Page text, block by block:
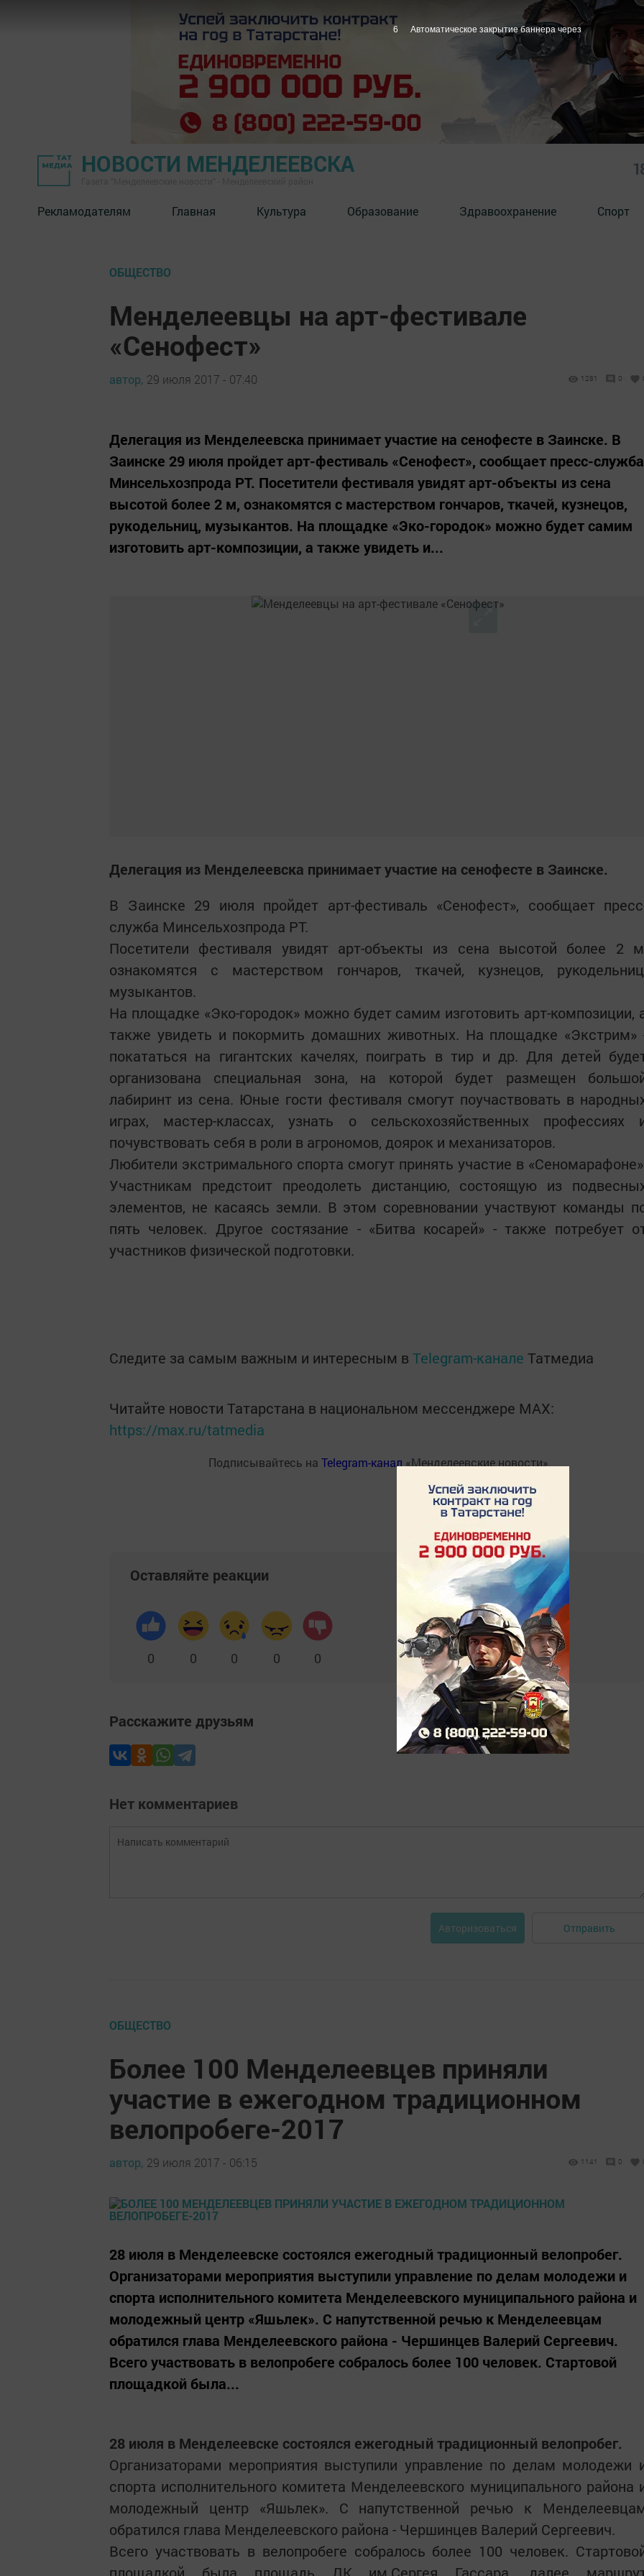
НОВОСТИ МЕНДЕЛЕЕВСКА
Рекламодателям Главная Культура Образование Здравоохранение Спорт
ОБЩЕСТВО
Менделеевцы на арт-фестивале
«Сенофест»
автор, 29 июля 2017 - 07:40 1281 0
Делегация из Менделеевска принимает участие на сенофесте в Заинске. В
Заинске 29 июля пройдет арт-фестиваль «Сенофест», сообщает пресс-служба
Минсельхозпрода РТ. Посетители фестиваля увидят арт-объекты из сена
высотой более 2 м, ознакомятся с мастерством гончаров, ткачей, кузнецов,
рукодельниц, музыкантов. На площадке «Эко-городок» можно будет самим
изготовить арт-композиции, а также увидеть и...
Делегация из Менделеевска принимает участие на сенофесте в Заинске.
В Заинске 29 июля пройдет арт-фестиваль «Сенофест», сообщает
служба Минсельхозпрода РТ.
Посетители фестиваля увидят арт-объекты из сена высотой более 2
ознакомятся с мастерством гончаров, ткачей, кузнецов,
музыкантов.
На площадке «Эко-городок» можно будет самим изготовить арт-композиции,
также увидеть и покормить домашних животных. На площадке «Экстрим»
покататься на гигантских качелях, поиграть в тир и др. Для детей
организована специальная зона, на которой будет размещен
лабиринт из сена. Юные гости фестиваля смогут поучаствовать в
играх, мастер-классах, узнать о сельскохозяйственных профессиях
почувствовать себя в роли в агрономов, доярок и механизаторов.
Любители экстримального спорта смогут принять участие в
Участникам предстоит преодолеть дистанцию, состоящую из
элементов, не касаясь земли. В этом соревновании участвуют команды
пять человек. Другое состязание - «Битва косарей» - также потребует
участников физической подготовки.
Следите за самым важным и интересным в Telegram-канале Татмедиа
Читайте новости Татарстана в национальном мессенджере MАХ:
https://max.ru/tatmedia
Подписывайтесь на Telegram-канал «Менделеевские новости»
Оставляйте реакции
0 0 0 0 0
Расскажите друзьям
Нет комментариев
Авторизоваться Отправить
ОБЩЕСТВО
Более 100 Менделеевцев приняли
участие в ежегодном традиционном
велопробеге-2017
автор, 29 июля 2017 - 06:15 1141 0
28 июля в Менделеевске состоялся ежегодный традиционный велопробег.
Организаторами мероприятия выступили управление по делам молодежи и
спорта исполнительного комитета Менделеевского муниципального района и
молодежный центр «Яшьлек». С напутственной речью к Менделеевцам
обратился глава Менделеевского района - Чершинцев Валерий Сергеевич.
Всего участвовать в велопробеге собралось более 100 человек. Стартовой
площадкой была...
28 июля в Менделеевске состоялся ежегодный традиционный велопробег.
Организаторами мероприятия выступили управление по делам молодежи
спорта исполнительного комитета Менделеевского муниципального района
молодежный центр «Яшьлек». С напутственной речью к
обратился глава Менделеевского района - Чершинцев Валерий Сергеевич.
Всего участвовать в велопробеге собралось более 100 человек.
5 Автоматическое закрытие баннера через